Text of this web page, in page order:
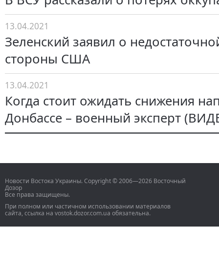
13.04.2021
Зеленский заявил о
стороны США
13.04.2021
Когда стоит ожидать снижения
Донбассе – военный эксперт
Новости Востока Украины. Copyright © 2006—2026 Восточный
Дозор
Все права защищены.
При полном или частичном использовании материалов
сайта, ссылка на vostok.dozor.com.ua обязательна.